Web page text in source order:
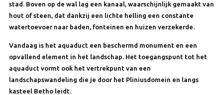
stad. Boven op de wal lag een kanaal, waarschijnlijk gemaakt van
hout of steen, dat dankzij een lichte helling een constante
watertoevoer naar baden, fonteinen en huizen verzekerde.
Vandaag is het aquaduct een beschermd monument en een
opvallend element in het landschap. Het toegangspunt tot het
aquaduct vormt ook het vertrekpunt van een
landschapswandeling die je door het Pliniusdomein en langs
kasteel Betho leidt.